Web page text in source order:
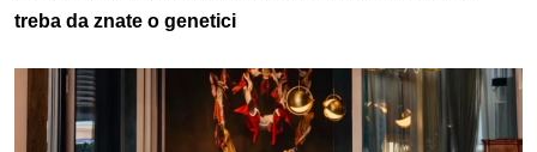
treba da znate o genetici